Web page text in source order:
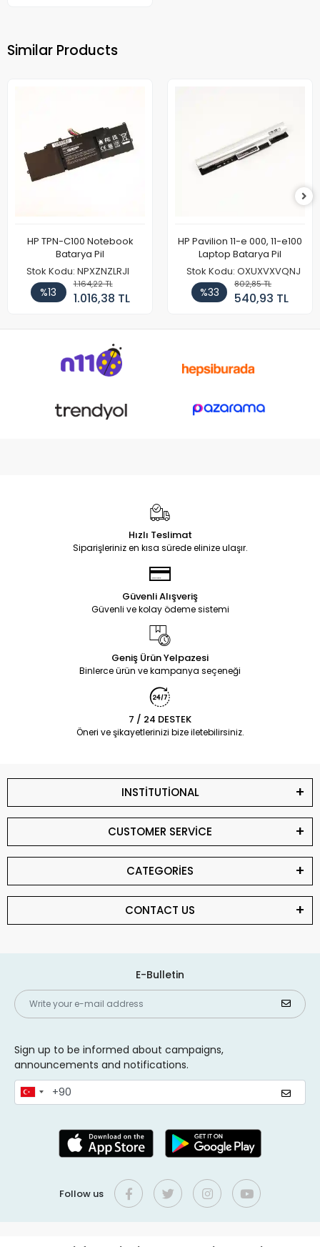
Similar Products
HP TPN-C100 Notebook
Batarya Pil
Stok Kodu: NPXZNZLRJI
%13
1.164,22 TL
1.016,38 TL
HP Pavilion 11-e 000, 11-e100
Laptop Batarya Pil
Stok Kodu: OXUXVXVQNJ
%33
802,85 TL
540,93 TL
Hızlı Teslimat
Siparişleriniz en kısa sürede elinize ulaşır.
Güvenli Alışveriş
Güvenli ve kolay ödeme sistemi
Geniş Ürün Yelpazesi
Binlerce ürün ve kampanya seçeneği
7 / 24 DESTEK
Öneri ve şikayetlerinizi bize iletebilirsiniz.
INSTİTUTİONAL
CUSTOMER SERVİCE
CATEGORİES
CONTACT US
E-Bulletin
Sign up to be informed about campaigns,
announcements and notifications.
Follow us